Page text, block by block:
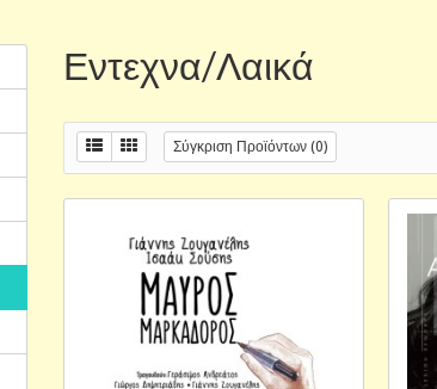
Εντεχνα/Λαικά
Σύγκριση Προϊόντων (0)